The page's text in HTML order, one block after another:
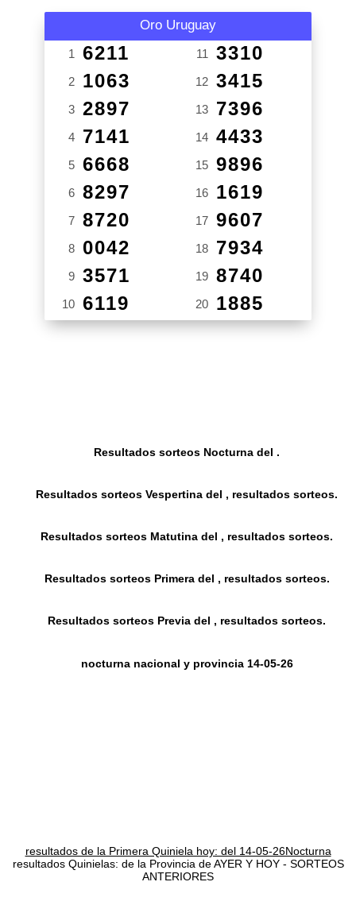
Oro Uruguay
1 6211
2 1063
3 2897
4 7141
5 6668
6 8297
7 8720
8 0042
9 3571
10 6119
11 3310
12 3415
13 7396
14 4433
15 9896
16 1619
17 9607
18 7934
19 8740
20 1885
Resultados sorteos Nocturna del .
Resultados sorteos Vespertina del , resultados sorteos.
Resultados sorteos Matutina del , resultados sorteos.
Resultados sorteos Primera del , resultados sorteos.
Resultados sorteos Previa del , resultados sorteos.
nocturna nacional y provincia 14-05-26
resultados de la Primera Quiniela hoy: del 14-05-26Nocturna
resultados Quinielas: de la Provincia de AYER Y HOY - SORTEOS
ANTERIORES